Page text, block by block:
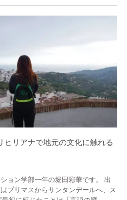
ヒリアナで地元の文化に触れる
ョン学部一年の堀田彩華です。 出
プリマスからサンタンデールへ、ス